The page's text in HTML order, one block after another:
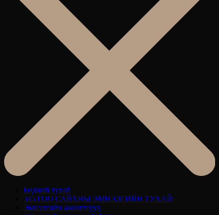
Бидний тухай
345 ГОО САЙХНЫ ЭМНЭЛГИЙН ТУХАЙ
Эмнэлгийн ажилтнууд